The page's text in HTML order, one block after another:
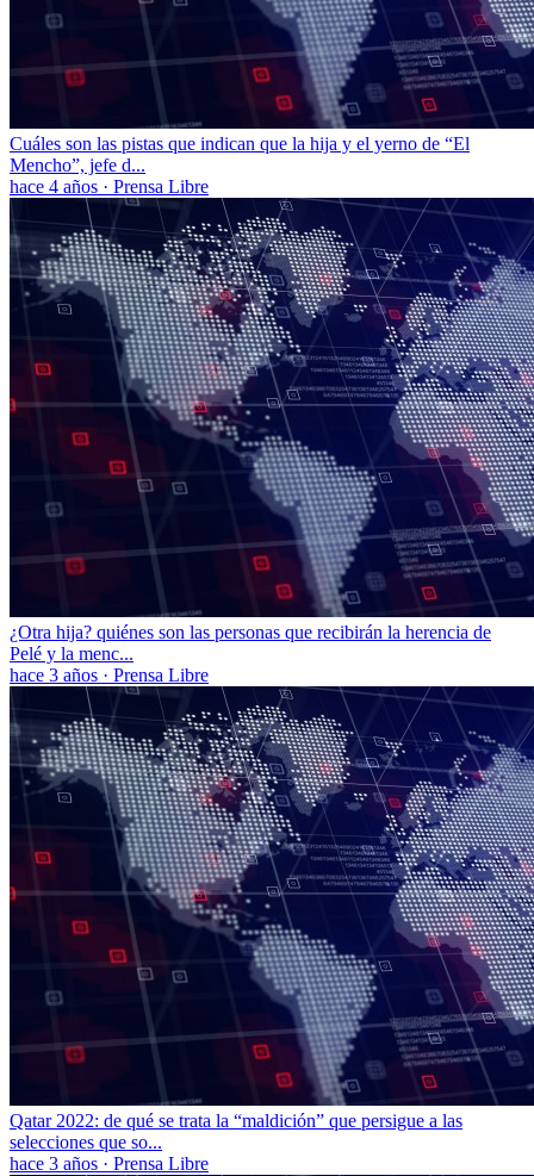
Cuáles son las pistas que indican que la hija y el yerno de “El
Mencho”, jefe d...
hace 4 años · Prensa Libre
¿Otra hija? quiénes son las personas que recibirán la herencia de
Pelé y la menc...
hace 3 años · Prensa Libre
Qatar 2022: de qué se trata la “maldición” que persigue a las
selecciones que so...
hace 3 años · Prensa Libre